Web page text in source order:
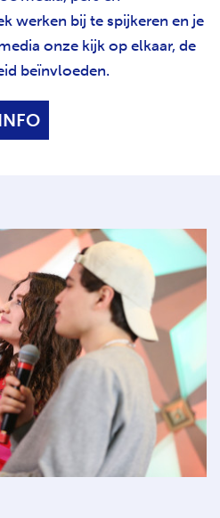
werken bij te spijkeren en je
onze kijk op elkaar, de
beïnvloeden.